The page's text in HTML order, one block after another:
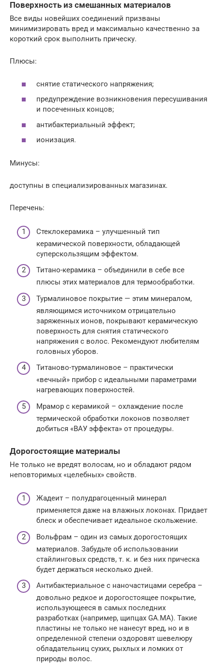
Поверхность из смешанных материалов
Все виды новейших соединений призваны
минимизировать вред и максимально качественно за
короткий срок выполнить прическу.
Плюсы:
снятие статического напряжения;
предупреждение возникновения пересушивания
и посеченных концов;
антибактериальный эффект;
ионизация.
Минусы:
доступны в специализированных магазинах.
Перечень:
Стеклокерамика – улучшенный тип
керамической поверхности, обладающей
суперскользящим эффектом.
Титано-керамика – объединили в себе все
плюсы этих материалов для термообработки.
Турмалиновое покрытие — этим минералом,
являющимся источником отрицательно
заряженных ионов, покрывают керамическую
поверхность для снятия статического
напряжения с волос. Рекомендуют любителям
головных уборов.
Титаново-турмалиновое – практически
«вечный» прибор с идеальными параметрами
нагревающих поверхностей.
Мрамор с керамикой – охлаждение после
термической обработки локонов позволяет
добиться «ВАУ эффекта» от процедуры.
Дорогостоящие материалы
Не только не вредят волосам, но и обладают рядом
неповторимых «целебных» свойств.
Жадеит – полудрагоценный минерал
применяется даже на влажных локонах. Придает
блеск и обеспечивает идеальное скольжение.
Вольфрам – один из самых дорогостоящих
материалов. Забудьте об использовании
стайлинговых средств, т. к. и без них прическа
будет держаться несколько дней.
Антибактериальное с наночастицами серебра –
довольно редкое и дорогостоящее покрытие,
использующееся в самых последних
разработках (например, щипцах GA.MA). Такие
пластины не только не нанесут вред, но и в
определенной степени оздоровят шевелюру
обладательниц сухих, рыхлых и ломких от
природы волос.